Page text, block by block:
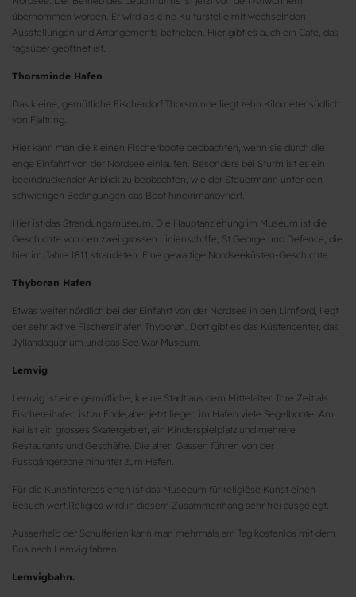
übernommen worden. Er wird als eine Kulturstelle mit wechselnden
Ausstellungen und Arrangements betrieben. Hier gibt es auch ein Cafe, das
tagsüber geöffnet ist.
Thorsminde Hafen
Das kleine, gemütliche Fischerdorf Thorsminde liegt zehn Kilometer südlich
von Fjaltring.
Hier kann man die kleinen Fischerboote beobachten, wenn sie durch die
enge Einfahrt von der Nordsee einlaufen. Besonders bei Sturm ist es ein
beeindruckender Anblick zu beobachten, wie der Steuermann unter den
schwierigen Bedingungen das Boot hineinmanövriert.
Hier ist das Strandungsmuseum. Die Hauptanziehung im Museum ist die
Geschichte von den zwei grossen Linienschiffe, St.George und Defence, die
hier im Jahre 1811 strandeten. Eine gewaltige Nordseeküsten-Geschichte.
Thyborøn Hafen
Etwas weiter nördlich bei der Einfahrt von der Nordsee in den Limfjord, liegt
der sehr aktive Fischereihafen Thyborøn. Dort gibt es das Küstencenter, das
Jyllandaquarium und das See War Museum.
Lemvig
Lemvig ist eine gemütliche, kleine Stadt aus dem Mittelalter. Ihre Zeit als
Fischereihafen ist zu Ende,aber jetzt liegen im Hafen viele Segelboote. Am
Kai ist ein grosses Skatergebiet, ein Kinderspielplatz und mehrere
Restaurants und Geschäfte. Die alten Gassen führen von der
Fussgängerzone hinunter zum Hafen.
Für die Kunstinteressierten ist das Museeum für religiöse Kunst einen
Besuch wert.Religiös wird in diesem Zusammenhang sehr frei ausgelegt.
Ausserhalb der Schulferien kann man mehrmals am Tag kostenlos mit dem
Bus nach Lemvig fahren.
Lemvigbahn.